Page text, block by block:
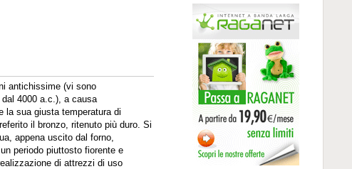
antichissime (vi sono
4000 a.c.), a causa
la sua giusta temperatura di
il bronzo, ritenuto più duro. Si
appena uscito dal forno,
periodo piuttosto fiorente e
di attrezzi di uso